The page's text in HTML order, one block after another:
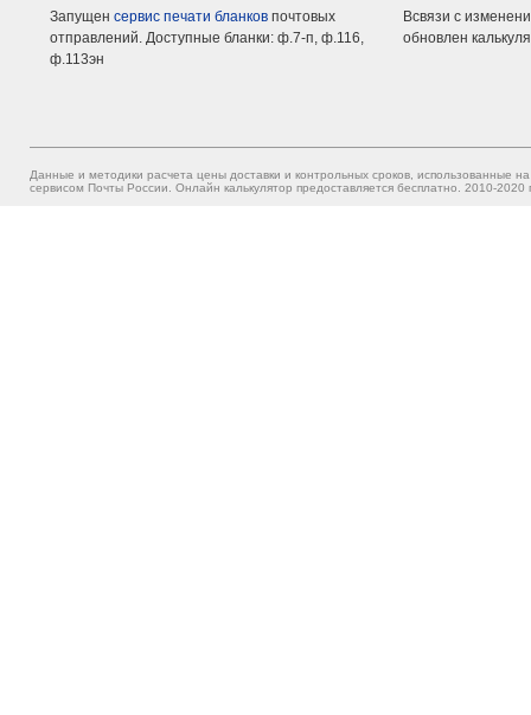
Запущен сервис печати бланков почтовых
отправлений. Доступные бланки: ф.7-п, ф.116,
ф.113эн
Всвязи с
обновлен
Данные и методики расчета цены доставки и контрольных сроков, использованные
сервисом Почты России. Онлайн калькулятор предоставляется бесплатно. 2010-2020